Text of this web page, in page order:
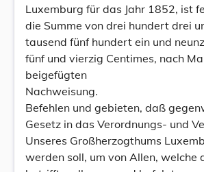
Luxemburg für das Jahr 1852, ist
die Summe von drei hundert drei
tausend fünf hundert ein und
fünf und vierzig Centimes, nach
beigefügten
Nachweisung.
Befehlen und gebieten, daß
Gesetz in das Verordnungs- und
Unseres Großherzogthums
werden soll, um von Allen, welche